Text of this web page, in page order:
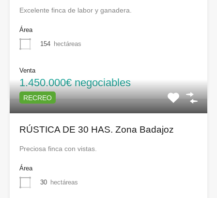
Excelente finca de labor y ganadera.
Área
154 hectáreas
Venta
1.450.000€ negociables
RECREO
RÚSTICA DE 30 HAS. Zona Badajoz
Preciosa finca con vistas.
Área
30 hectáreas